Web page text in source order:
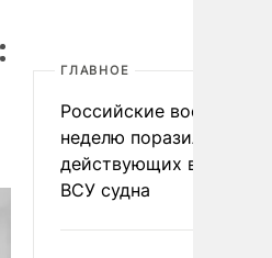
ГЛАВНОЕ
Российские военные за
неделю поразили 34
действующих в
ВСУ судна